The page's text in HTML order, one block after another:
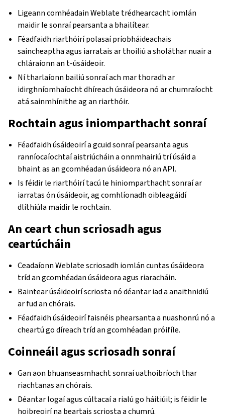
Ligeann comhéadain Weblate trédhearcacht iomlán
maidir le sonraí pearsanta a bhailítear.
Féadfaidh riarthóirí polasaí príobháideachais
saincheaptha agus iarratais ar thoiliú a sholáthar nuair a
chláraíonn an t-úsáideoir.
Ní tharlaíonn bailiú sonraí ach mar thoradh ar
idirghníomhaíocht dhíreach úsáideora nó ar chumraíocht
atá sainmhínithe ag an riarthóir.
Rochtain agus iniomparthacht sonraí
Féadfaidh úsáideoirí a gcuid sonraí pearsanta agus
ranníocaíochtaí aistriúcháin a onnmhairiú trí úsáid a
bhaint as an gcomhéadan úsáideora nó an API.
Is féidir le riarthóirí tacú le hiniomparthacht sonraí ar
iarratas ón úsáideoir, ag comhlíonadh oibleagáidí
dlíthiúla maidir le rochtain.
An ceart chun scriosadh agus
ceartúcháin
Ceadaíonn Weblate scriosadh iomlán cuntas úsáideora
tríd an gcomhéadan úsáideora agus riaracháin.
Baintear úsáideoirí scriosta nó déantar iad a anaithnidiú
ar fud an chórais.
Féadfaidh úsáideoirí faisnéis phearsanta a nuashonrú nó a
cheartú go díreach tríd an gcomhéadan próifíle.
Coinneáil agus scriosadh sonraí
Gan aon bhuanseasmhacht sonraí uathoibríoch thar
riachtanas an chórais.
Déantar logaí agus cúltacaí a rialú go háitiúil; is féidir le
hoibreoirí na beartais scriosta a chumrú.